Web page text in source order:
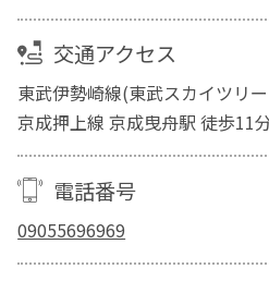
交通アクセス
東武伊勢崎線(東武スカイツリ
京成押上線 京成曳舟駅 徒歩11
電話番号
09055696969